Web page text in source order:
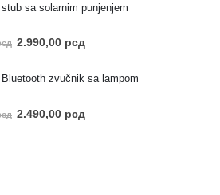
sa solarnim punjenjem
2.990,00 рсд
zvučnik sa lampom
2.490,00 рсд